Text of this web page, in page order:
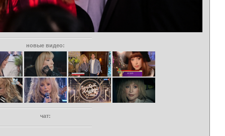
новые видео:
чат: